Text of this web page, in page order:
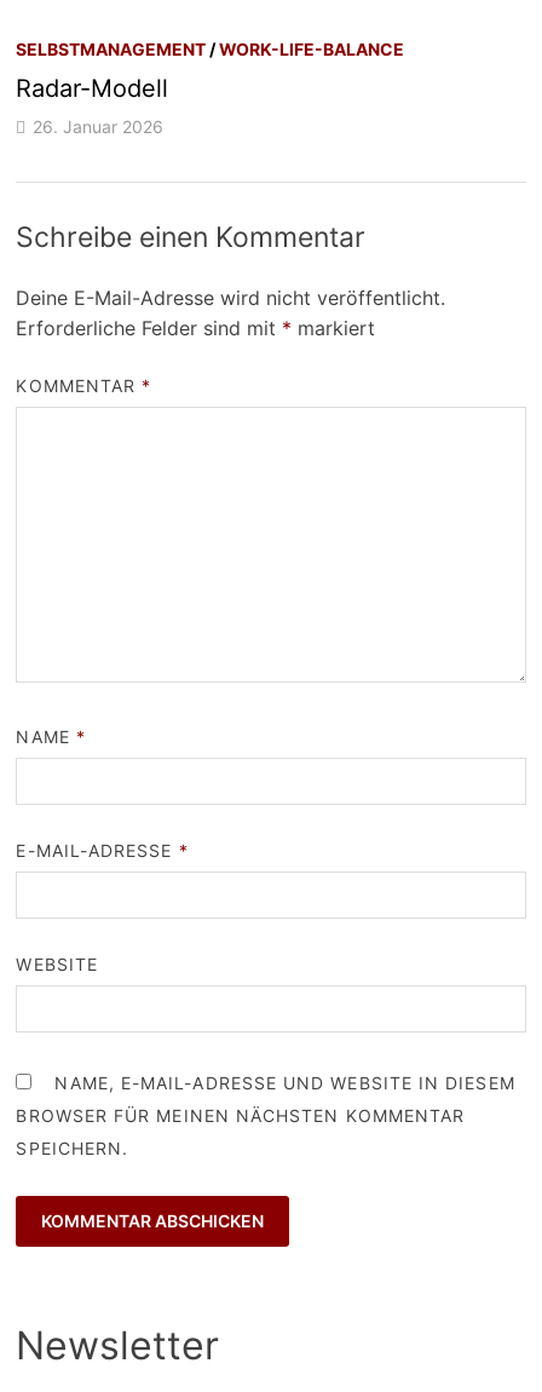
SELBSTMANAGEMENT/WORK-LIFE-BALANCE
Radar-Modell
26. Januar 2026
Schreibe einen Kommentar
Deine E-Mail-Adresse wird nicht veröffentlicht.
Erforderliche Felder sind mit * markiert
KOMMENTAR *
NAME *
E-MAIL-ADRESSE *
WEBSITE
NAME, E-MAIL-ADRESSE UND WEBSITE IN DIESEM
BROWSER FÜR MEINEN NÄCHSTEN KOMMENTAR
SPEICHERN.
Newsletter